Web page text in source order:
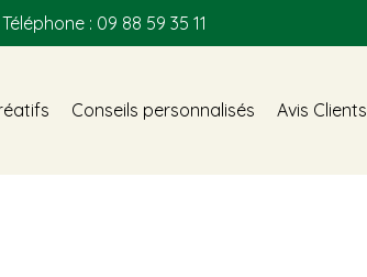
: 09 88 59 35 11
Conseils personnalisés Avis Clients